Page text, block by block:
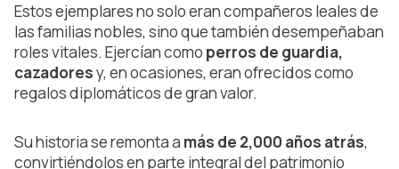
Estos ejemplares no solo eran compañeros leales de
las familias nobles, sino que también desempeñaban
roles vitales. Ejercían como perros de guardia,
cazadoresy, en ocasiones, eran ofrecidos como
regalos diplomáticos de gran valor.
Su historia se remonta a más de 2,000 años atrás,
convirtiéndolos en parte integral del patrimonio